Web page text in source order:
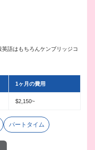
語はもちろんケンブリッジコ
1ヶ月の費用
$2,150~
パートタイム